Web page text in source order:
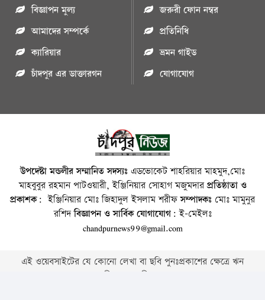
বিজ্ঞাপন মুল্য
আমাদের সম্পর্কে
ক্যারিয়ার
চাঁদপুর এর ডাক্তারগন
জরুরী ফোন নম্বর
প্রতিনিধি
ভ্রমন গাইড
যোগাযোগ
উপদেষ্টা মন্ডলীর সম্মানিত সদস্যঃ এডভোকেট শাহরিয়ার মাহমুদ,মোঃ
মাহবুবুর রহমান পাটওয়ারী, ইঞ্জিনিয়ার সোহাগ মজুমদারপ্রতিষ্ঠাতা ও
প্রকাশক: ইঞ্জিনিয়ার মোঃ জিহাদুল ইসলাম শরীফসম্পাদকঃ মোঃ মামুনুর
রশিদবিজ্ঞাপন ও সার্বিক যোগাযোগ: ই-মেইলঃ
chandpurnews99@gmail.com
এই ওয়েবসাইটের যে কোনো লেখা বা ছবি পুনঃপ্রকাশের ক্ষেত্রে ঋন
স্বীকার বাঞ্চনীয় ।